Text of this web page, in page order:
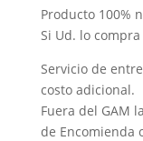
Producto 100%
Si Ud. lo
Servicio de
costo adicional.
Fuera del GAM
de Encomienda